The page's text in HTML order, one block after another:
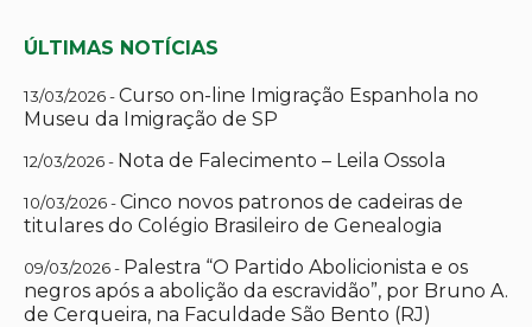
ÚLTIMAS NOTÍCIAS
13/03/2026 -Curso on-line Imigração Espanhola no
Museu da Imigração de SP
12/03/2026 - Nota de Falecimento – Leila Ossola
10/03/2026 -Cinco novos patronos de cadeiras de
titulares do Colégio Brasileiro de Genealogia
09/03/2026 - Palestra “O Partido Abolicionista e os
negros após a abolição da escravidão”, por Bruno A.
de Cerqueira, na Faculdade São Bento (RJ)